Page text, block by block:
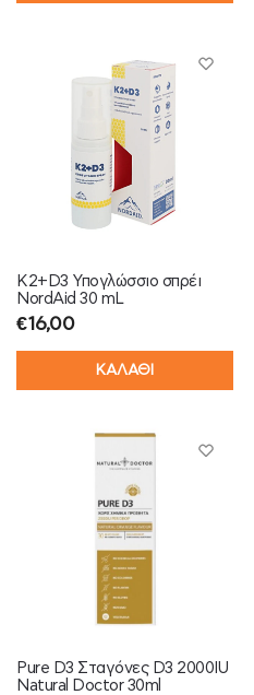
K2+D3 Υπογλώσσιο σπρέι
NordAid 30 mL
€16,00
ΚΑΛΑΘΙ
Pure D3 Σταγόνες D3 2000IU
Natural Doctor 30ml